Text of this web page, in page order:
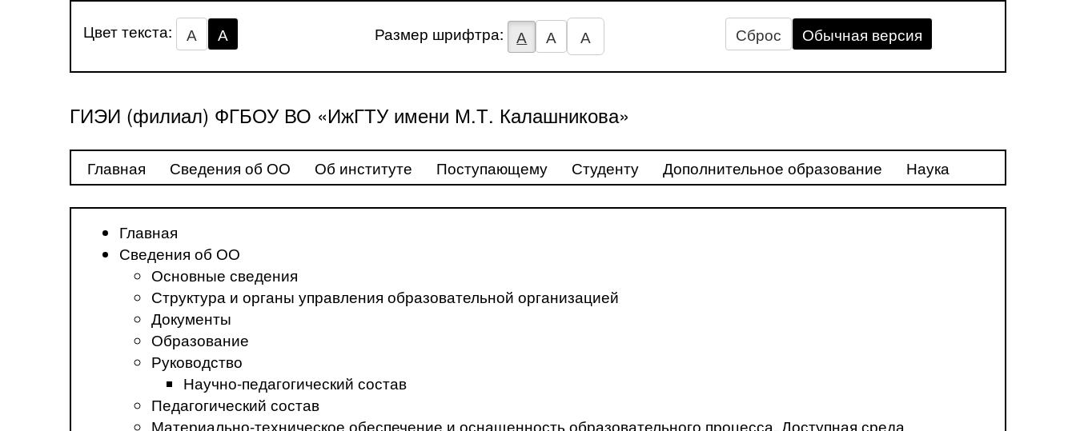
Цвет текста: А А Размер шрифтра: А А А Сброс Обычная версия
ГИЭИ (филиал) ФГБОУ ВО «ИжГТУ имени М.Т. Калашникова»
Главная Сведения об ОО Об институте Поступающему Студенту Дополнительное образование Наука
Главная
Сведения об ОО
Основные сведения
Структура и органы управления образовательной организацией
Документы
Образование
Руководство
Научно-педагогический состав
Педагогический состав
Материально-техническое обеспечение и оснащенность образовательного процесса. Доступная среда